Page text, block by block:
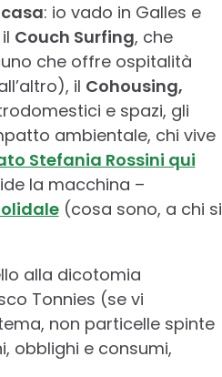
: io vado in Galles e
Couch Surfing, che
che offre ospitalità
il Cohousing,
e spazi, gli
ambientale, chi vive
Stefania Rossini qui
la macchina –
(cosa sono, a chi si
alla dicotomia
Tonnies (se vi
non particelle spinte
obblighi e consumi,